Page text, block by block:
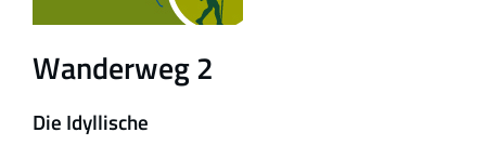
Wanderweg 2
Die Idyllische